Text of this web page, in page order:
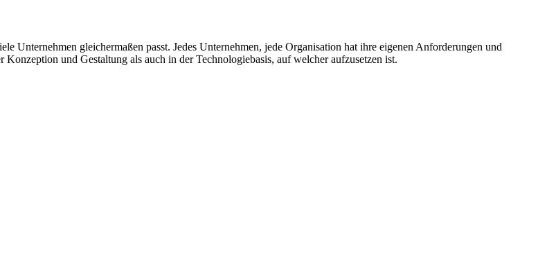
Unternehmen gleichermaßen passt. Jedes Unternehmen, jede Organisation hat ihre eigenen Anforderungen und
und Gestaltung als auch in der Technologiebasis, auf welcher aufzusetzen ist.